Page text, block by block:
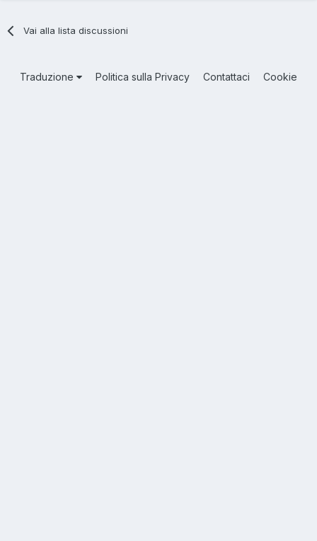
Vai alla lista discussioni
Traduzione Politica sulla Privacy Contattaci Cookie